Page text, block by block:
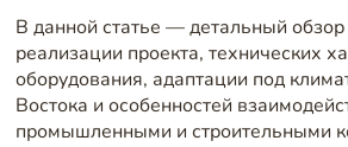
В данной статье — детальный обзор
реализации проекта, технических
оборудования, адаптации под
Востока и особенностей
промышленными и строительными